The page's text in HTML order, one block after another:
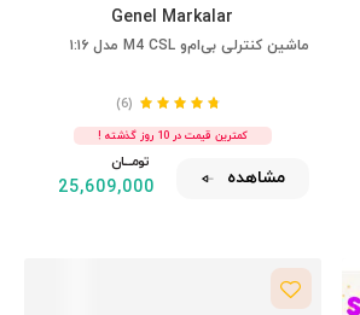
Genel Markalar
ماشین کنترلی بی‌ام‌و M4 CSL مدل ۱:۱۶
(6)
کمترین قیمت در 10 روز گذشته !
تومــــــان
25,609,000 مشاهده